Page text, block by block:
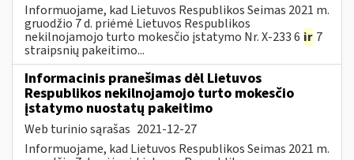
Informuojame, kad Lietuvos Respublikos Seimas 2021 m.
gruodžio 7 d. priėmė Lietuvos Respublikos
nekilnojamojo turto mokesčio įstatymo Nr. X-233 6 ir 7
straipsnių pakeitimo...
Informacinis pranešimas dėl Lietuvos
Respublikos nekilnojamojo turto mokesčio
įstatymo nuostatų pakeitimo
Web turinio sąrašas 2021-12-27
Informuojame, kad Lietuvos Respublikos Seimas 2021 m.